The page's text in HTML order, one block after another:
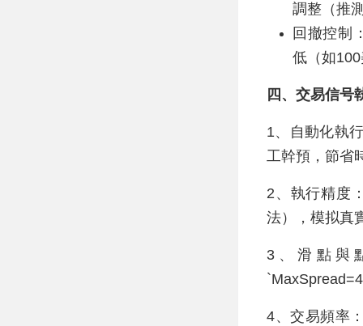
調整（推
回撤控制
低（如
四、交易信号
1、自動化執
工幹預，節省
2、執行精度
法），模拟真
3、滑點與
4、交易頻率